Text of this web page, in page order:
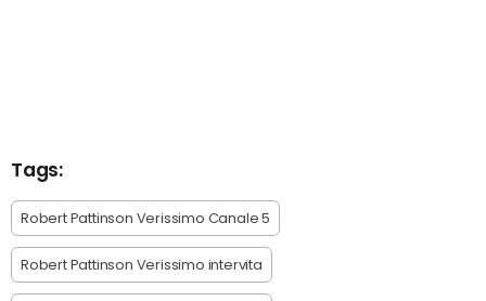
Tags:
Robert Pattinson Verissimo Canale 5
Robert Pattinson Verissimo intervita